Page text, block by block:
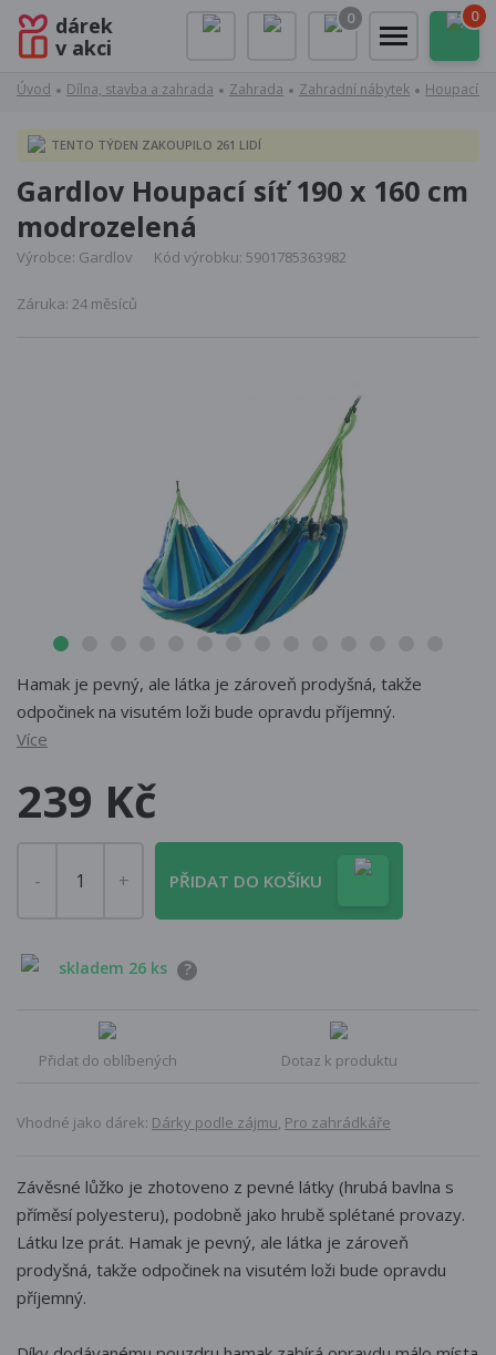
dárek
v akci
0 0
Úvod Dílna, stavba a zahrada Zahrada Zahradní nábytek Houpací
TENTO TÝDEN ZAKOUPILO 261 LIDÍ
Gardlov Houpací síť 190 x 160 cm
modrozelená
Výrobce: Gardlov Kód výrobku: 5901785363982
Záruka: 24 měsíců
Hamak je pevný, ale látka je zároveň prodyšná, takže
odpočinek na visutém loži bude opravdu příjemný.
Více
239 Kč
PŘIDAT DO KOŠÍKU
skladem 26 ks ?
Přidat do oblíbených Dotaz k produktu
Vhodné jako dárek: Dárky podle zájmu, Pro zahrádkáře
Závěsné lůžko je zhotoveno z pevné látky (hrubá bavlna s
příměsí polyesteru), podobně jako hrubě splétané provazy.
Látku lze prát. Hamak je pevný, ale látka je zároveň
prodyšná, takže odpočinek na visutém loži bude opravdu
příjemný.